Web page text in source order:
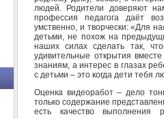
людей. Родители доверяют
профессия педагога даёт
умственно, и творчески: «Для
детьми, не похож на
наших силах сделать так,
удивительные открытия
знаниям, а интерес в глазах
с детьми – это когда дети тебя
Оценка видеоработ – дело
только содержание
есть качество